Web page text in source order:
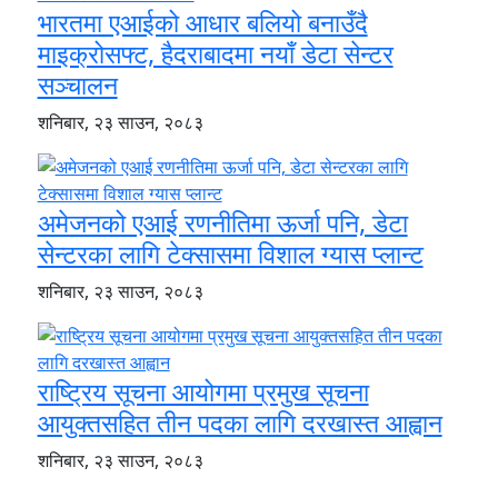
भारतमा एआईको आधार बलियो बनाउँदै
माइक्रोसफ्ट, हैदराबादमा नयाँ डेटा सेन्टर
सञ्चालन
शनिबार, २३ साउन, २०८३
अमेजनको एआई रणनीतिमा ऊर्जा पनि, डेटा
सेन्टरका लागि टेक्सासमा विशाल ग्यास प्लान्ट
शनिबार, २३ साउन, २०८३
राष्ट्रिय सूचना आयोगमा प्रमुख सूचना
आयुक्तसहित तीन पदका लागि दरखास्त आह्वान
शनिबार, २३ साउन, २०८३